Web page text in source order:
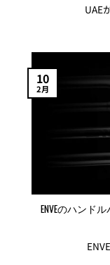
UAE
ENVEのハンド
10
2月